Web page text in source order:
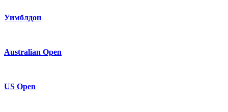
Уимблдон
Australian Open
US Open